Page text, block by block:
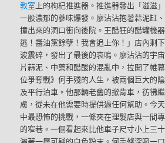
教室 上的枸杞推進器。推進器發出「滋滋
一股濃郁的蔘味爆發。廖沾沾抱著蒜泥缸
撞出來的洞口衝向後院。王醋狂的醋罐機
逃！醬油黨餘孽！我會追上你！」店內剩
波震碎，發出了最後的哀鳴。廖沾沾的宇
片蒜泥、中藥和醋酸的混亂中，拉開了帷
位爭奪戰》何手殘的人生，被兩個巨大的
及平行泊車。他那輛老舊的掀背車，彷彿
慮，從未在他需要時提供過任何幫助。今
中最恐怖的挑戰，一條夾在理髮店與一間
的窄巷。一個看起來比他車子尺寸小上三